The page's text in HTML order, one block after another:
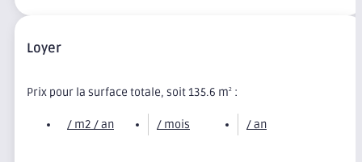
Loyer
Prix pour la surface totale, soit 135.6 m2 :
/ m2 / an / mois / an